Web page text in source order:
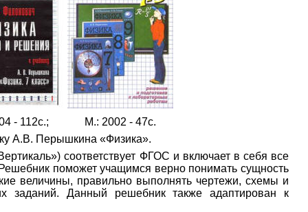
- 112с.; М.: 2002 - 47с.
А.В. Перышкина «Физика».
соответствует ФГОС и включает в себя все
поможет учащимся верно понимать сущность
величины, правильно выполнять чертежи, схемы и
заданий. Данный решебник также адаптирован к